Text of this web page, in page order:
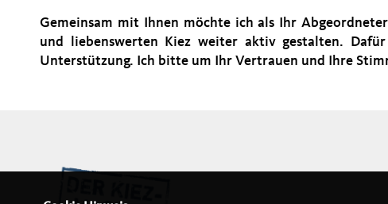
Gemeinsam mit Ihnen möchte ich als Ihr
und liebenswerten Kiez weiter aktiv gestalten.
Unterstützung. Ich bitte um Ihr Vertrauen und Ihre